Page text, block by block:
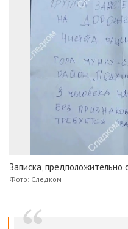
Записка, предположительно
Фото: Следком